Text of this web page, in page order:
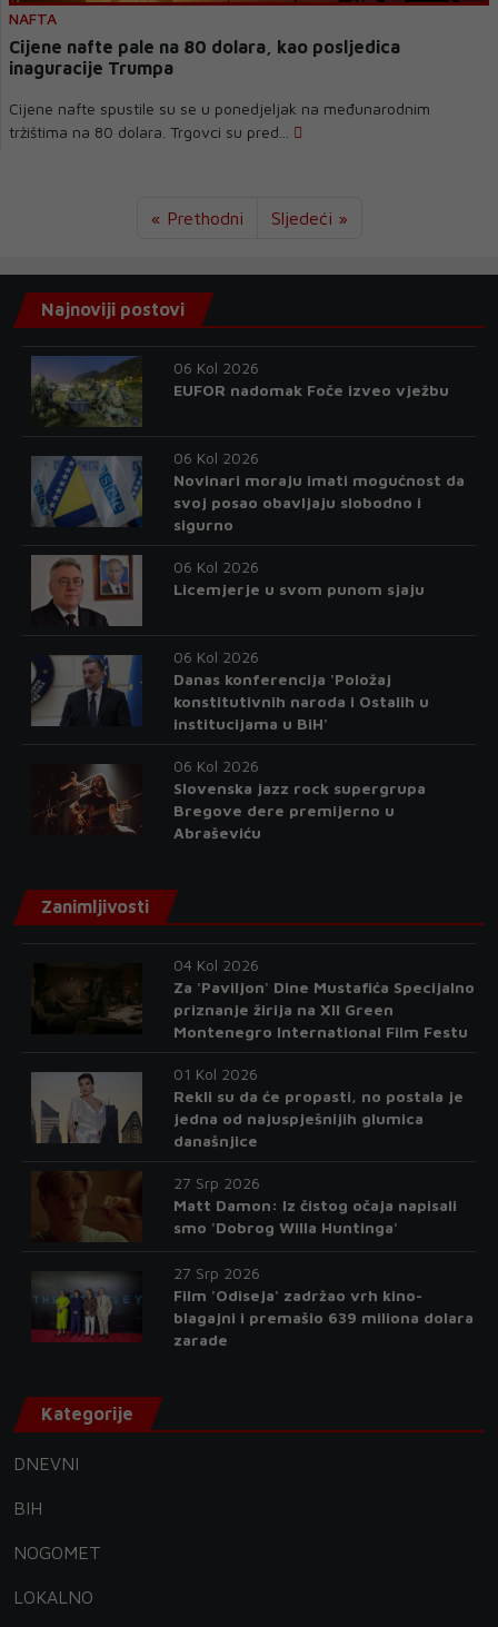
NAFTA
Cijene nafte pale na 80 dolara, kao posljedica
inaguracije Trumpa
Cijene nafte spustile su se u ponedjeljak na međunarodnim
tržištima na 80 dolara. Trgovci su pred...
« Prethodni Sljedeći »
Najnoviji postovi
06 Kol 2026
EUFOR nadomak Foče izveo vježbu
06 Kol 2026
Novinari moraju imati mogućnost da
svoj posao obavljaju slobodno i
sigurno
06 Kol 2026
Licemjerje u svom punom sjaju
06 Kol 2026
Danas konferencija 'Položaj
konstitutivnih naroda i Ostalih u
institucijama u BiH'
06 Kol 2026
Slovenska jazz rock supergrupa
Bregove dere premijerno u
Abraševiću
Zanimljivosti
04 Kol 2026
Za 'Paviljon' Dine Mustafića Specijalno
priznanje žirija na XII Green
Montenegro International Film Festu
01 Kol 2026
Rekli su da će propasti, no postala je
jedna od najuspješnijih glumica
današnjice
27 Srp 2026
Matt Damon: Iz čistog očaja napisali
smo 'Dobrog Willa Huntinga'
27 Srp 2026
Film 'Odiseja' zadržao vrh kino-
blagajni i premašio 639 miliona dolara
zarade
Kategorije
DNEVNI
BIH
NOGOMET
LOKALNO